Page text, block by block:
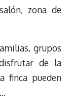
zona de
grupos
de la
finca pueden